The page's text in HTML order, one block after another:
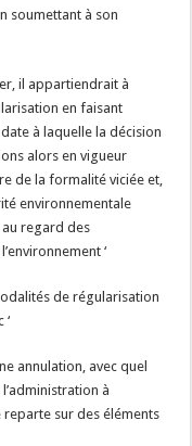
soumettant à son
il appartiendrait à
en faisant
à laquelle la décision
alors en vigueur
de la formalité viciée et,
environnementale
regard des
‘
de régularisation
annulation, avec quel
à
reparte sur des éléments